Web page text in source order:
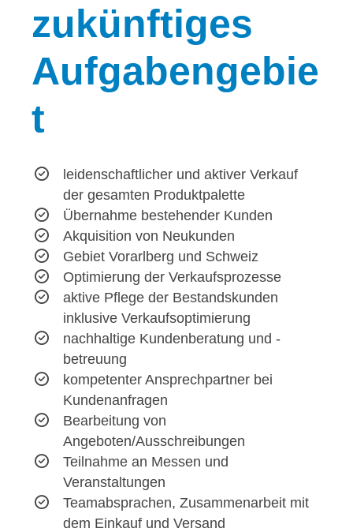
zukünftiges
Aufgabengebie
t
leidenschaftlicher und aktiver Verkauf
der gesamten Produktpalette
Übernahme bestehender Kunden
Akquisition von Neukunden
Gebiet Vorarlberg und Schweiz
Optimierung der Verkaufsprozesse
aktive Pflege der Bestandskunden
inklusive Verkaufsoptimierung
nachhaltige Kundenberatung und -
betreuung
kompetenter Ansprechpartner bei
Kundenanfragen
Bearbeitung von
Angeboten/Ausschreibungen
Teilnahme an Messen und
Veranstaltungen
Teamabsprachen, Zusammenarbeit mit
dem Einkauf und Versand